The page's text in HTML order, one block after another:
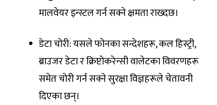
मालवेयर इन्स्टल गर्न सक्ने क्षमता राख्दछ।
डेटा चोरी: यसले फोनका सन्देशहरू, कल हिस्ट्री,
ब्राउजर डेटा र क्रिप्टोकरेन्सी वालेटका विवरणहरू
समेत चोरी गर्न सक्ने सुरक्षा विज्ञहरूले चेतावनी
दिएका छन्।